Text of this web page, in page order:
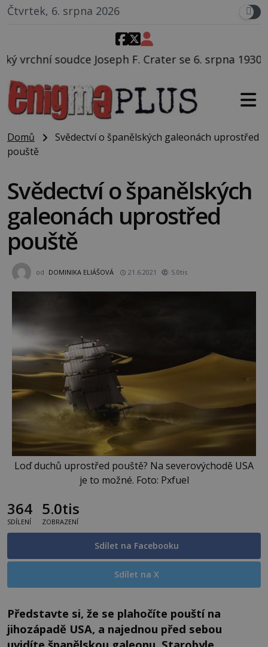
Čtvrtek, 6. srpna 2026
F. Crater se 6. srpna 1930 navečeří ve své
Domů
Svědectví o španělských galeonách uprostřed
pouště
Svědectví o španělských
galeonách uprostřed
pouště
od DOMINIKA ELIÁŠOVÁ 21.6.2021 5.0tis
Loď duchů uprostřed pouště? Na severovýchodě USA
je to možné. Foto: Pxfuel
364
SDÍLENÍ
5.0tis
ZOBRAZENÍ
Sdílet na Facebooku
Sdílet na X
Představte si, že se plahočíte pouští na
jihozápadě USA, a najednou před sebou